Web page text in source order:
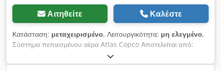
Αιτηθείτε Καλέστε
Κατάσταση: μεταχειρισμένο, Λειτουργικότητα: μη ελεγμένο,
Σύστημα πεπιεσμένου αέρα Atlas Copco Αποτελείται από:
Συμπιεστή GA18 Plus, έτος κατασκευής 2007 Συμπιεστή
GA11VSD+FF, έτος κατασκευής 2017 Σύστημα ελέγχου ES 6